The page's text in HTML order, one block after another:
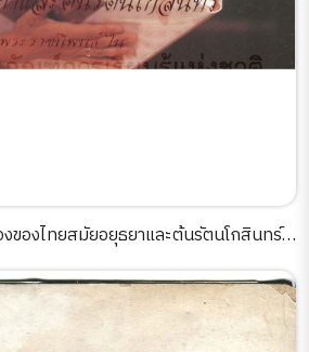
ของไทยสมัยอยุธยาและต้นรัตนโกสินทร์